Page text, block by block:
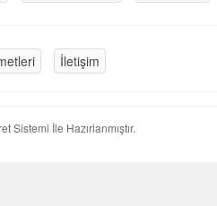
İletişim
Sistemi İle Hazırlanmıştır.